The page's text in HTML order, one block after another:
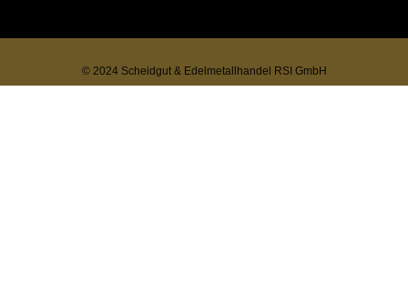
© 2024 Scheidgut & Edelmetallhandel RSI GmbH